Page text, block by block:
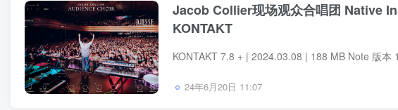
Jacob Collier现场观众合唱团 Native
KONTAKT
24年6月20日 11:07